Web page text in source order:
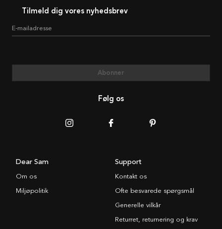
Tilmeld dig vores nyhedsbrev
E-mailadresse
Abonner
Følg os
Dear Sam
Om os
Miljøpolitik
Support
Kontakt os
Ofte besvarede spørgsmål
Generelle vilkår
Returret, returnering og krav